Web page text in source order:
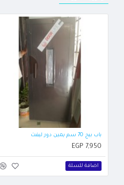
باب بيج 70 سم يمين دور ليفت
EGP 7,950
اضافة للسلة